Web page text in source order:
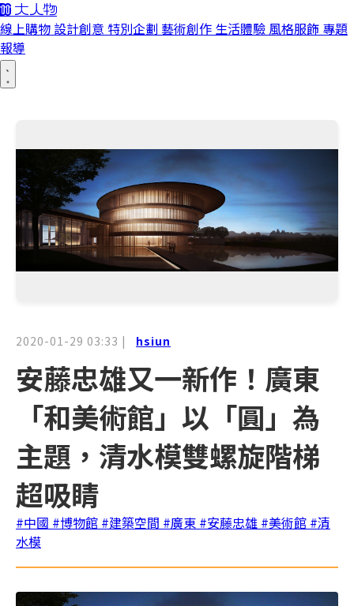
線上購物 設計創意 特別企劃 藝術創作 生活體驗 風格服飾 專題
報導
2020-01-29 03:33 | hsiun
安藤忠雄又一新作！廣東
「和美術館」以「圓」為
主題，清水模雙螺旋階梯
超吸睛
#中國 #博物館 #建築空間 #廣東 #安藤忠雄 #美術館 #清
水模